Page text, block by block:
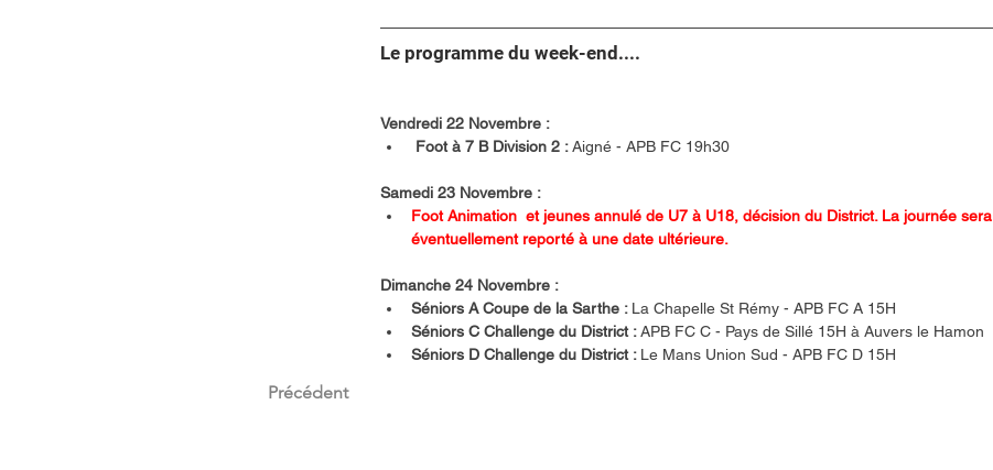
Le programme du week-end....
Vendredi 22 Novembre :
Foot à 7 B Division 2 : Aigné - APB FC 19h30
Samedi 23 Novembre :
Foot Animation  et jeunes annulé de U7 à U18, décision du District. La journée sera
éventuellement reporté à une date ultérieure.
Dimanche 24 Novembre :
Séniors A Coupe de la Sarthe : La Chapelle St Rémy - APB FC A 15H
Séniors C Challenge du District : APB FC C - Pays de Sillé 15H à Auvers le Hamon
Séniors D Challenge du District : Le Mans Union Sud - APB FC D 15H
Précédent